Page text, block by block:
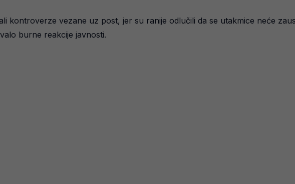
kontroverze vezane uz post, jer su ranije odlučili da se utakmice neće
burne reakcije javnosti.